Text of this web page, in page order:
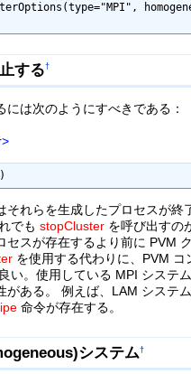
する†
には次のようにすべきである：
それらを生成したプロセスが終
でもstopCluster を呼び出すの
セスが存在するより前に PVM
を使用する代わりに、PVM コ
い。使用している MPI システ
がある。 例えば、LAM システ
命令が存在する。
システム†